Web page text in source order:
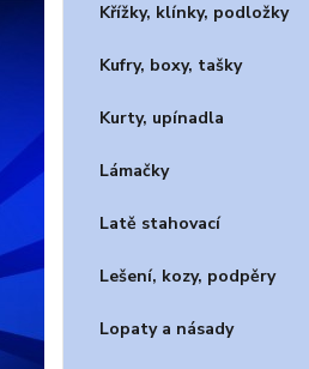
Křížky, klínky, podložky
Kufry, boxy, tašky
Kurty, upínadla
Lámačky
Latě stahovací
Lešení, kozy, podpěry
Lopaty a násady